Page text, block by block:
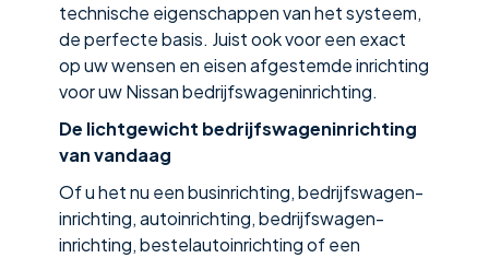
technische eigenschappen van het systeem,
de perfecte basis. Juist ook voor een exact
op uw wensen en eisen afgestemde inrichting
voor uw Nissan bedrijfswageninrichting.
De lichtgewicht bedrijfswagen­inrichting
van vandaag
Of u het nu een businrichting, bedrijfswagen­
inrichting, autoinrichting, bedrijfswagen­
inrichting, bestelauto­inrichting of een